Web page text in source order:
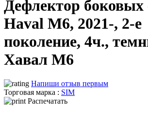
Дефлектор боковых
Haval M6, 2021-, 2-е
поколение, 4ч.,
Хавал М6
Напиши отзыв первым
Торговая марка : SIM
Распечатать